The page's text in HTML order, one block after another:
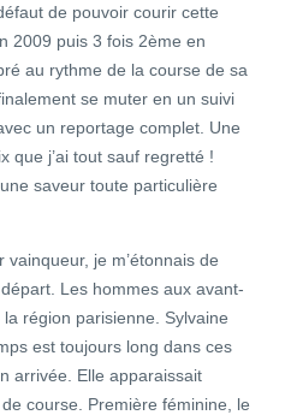
défaut de pouvoir courir cette
2009 puis 3 fois 2ème en
au rythme de la course de sa
se muter en un suivi
un reportage complet. Une
que j’ai tout sauf regretté !
saveur toute particulière
vainqueur, je m’étonnais de
Les hommes aux avant-
région parisienne. Sylvaine
est toujours long dans ces
arrivée. Elle apparaissait
course. Première féminine, le